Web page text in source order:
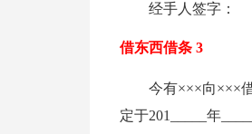
经手人签字：
借东西借条 3
今有×××向×××
定于201_____年